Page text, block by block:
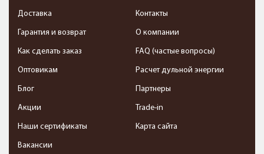
Доставка
Гарантия и возврат
Как сделать заказ
Оптовикам
Блог
Акции
Наши сертификаты
Вакансии
Контакты
О компании
FAQ (частые вопросы)
Расчет дульной энергии
Партнеры
Trade-in
Карта сайта